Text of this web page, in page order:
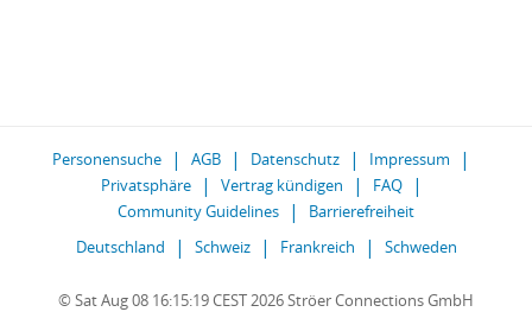
Personensuche AGB Datenschutz
Impressum
Privatsphäre
Vertrag kündigen
FAQ
Community Guidelines
Barrierefreiheit
Deutschland
Schweiz Frankreich Schweden
© Sat Aug 08 16:15:19 CEST 2026 Ströer Connections GmbH